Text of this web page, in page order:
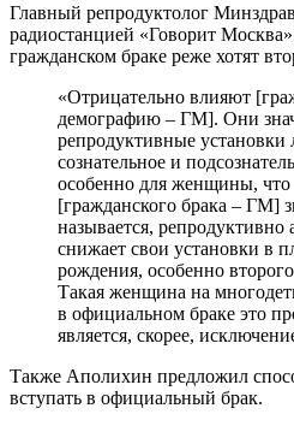
Главный репродуктолог
радиостанцией «Говорит
гражданском браке реже хотят
«Отрицательно влияют
демографию – ГМ]. Они
репродуктивные
сознательное и
особенно для женщины, что
[гражданского брака – ГМ]
называется, репродуктивно
снижает свои установки в
рождения, особенно
Такая женщина на
в официальном браке это
является, скорее,
Также Аполихин предложил
вступать в официальный брак.